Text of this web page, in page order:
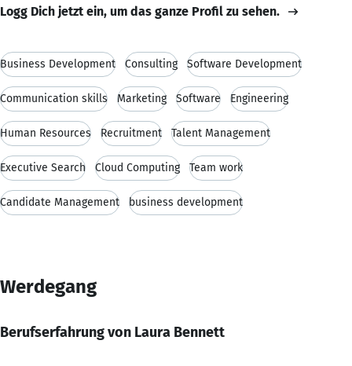
Logg Dich jetzt ein, um das ganze Profil zu sehen.
Business Development Consulting Software Development
Communication skills Marketing Software Engineering
Human Resources Recruitment Talent Management
Executive Search Cloud Computing Team work
Candidate Management business development
Werdegang
Berufserfahrung von Laura Bennett